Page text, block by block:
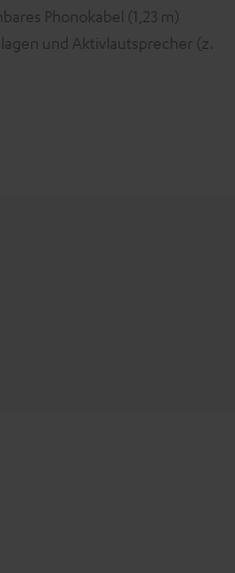
Phonokabel (1,23 m)
und Aktivlautsprecher (z.